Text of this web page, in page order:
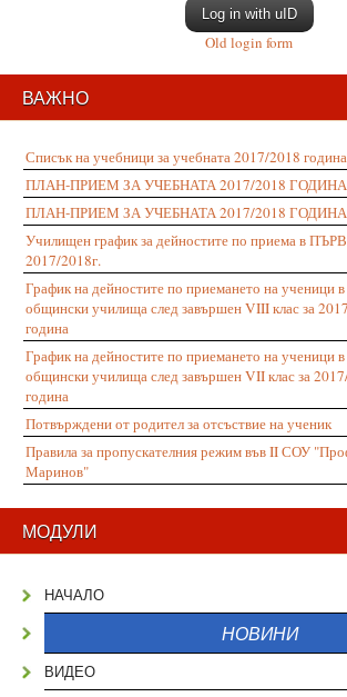
Log in with uID
Old login form
ВАЖНО
Списък на учебници за учебната 2017/2018 година
ПЛАН-ПРИЕМ ЗА УЧЕБНАТА 2017/2018
ПЛАН-ПРИЕМ ЗА УЧЕБНАТА 2017/2018
Училищен график за дейностите по приема в
2017/2018г.
График на дейностите по приемането на ученици
общински училища след завършен VIII клас за
година
График на дейностите по приемането на ученици
общински училища след завършен VII клас за
година
Потвърждени от родител за отсъствие на ученик
Правила за пропускателния режим във II СОУ
Маринов"
МОДУЛИ
НАЧАЛО
НОВИНИ
ВИДЕО